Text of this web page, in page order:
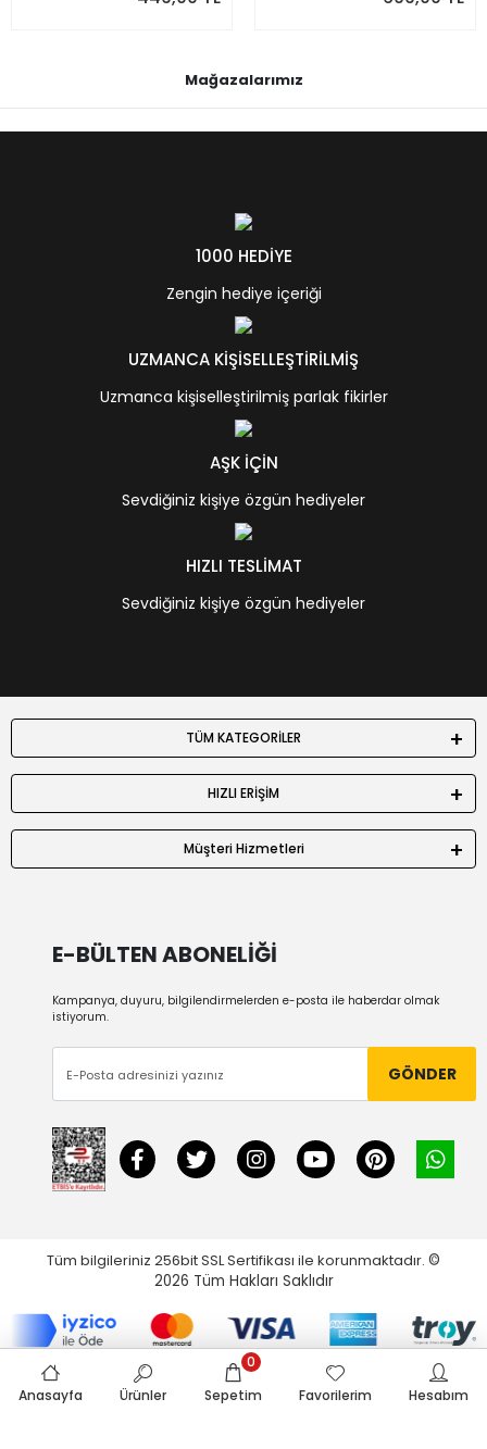
Mağazalarımız
1000 HEDİYE
Zengin hediye içeriği
UZMANCA KİŞİSELLEŞTİRİLMİŞ
Uzmanca kişiselleştirilmiş parlak fikirler
AŞK İÇİN
Sevdiğiniz kişiye özgün hediyeler
HIZLI TESLİMAT
Sevdiğiniz kişiye özgün hediyeler
TÜM KATEGORİLER
HIZLI ERİŞİM
Müşteri Hizmetleri
E-BÜLTEN ABONELİĞİ
Kampanya, duyuru, bilgilendirmelerden e-posta ile haberdar olmak
istiyorum.
GÖNDER
Tüm bilgileriniz 256bit SSL Sertifikası ile korunmaktadır. ©
2026 Tüm Hakları Saklıdır
Anasayfa Ürünler Sepetim
0
Favorilerim
Hesabım